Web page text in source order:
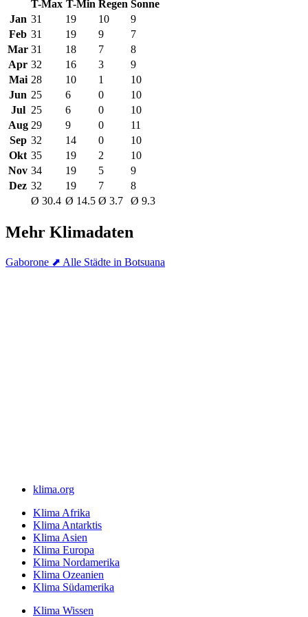
T-Max T-Min Regen Sonne
Jan 31 19 10
9
Feb 31 19 9
7
Mar 31 18 7
8
Apr 32 16 3
9
Mai 28 10 1
10
Jun 25 6 0
10
Jul 25 6 0
10
Aug 29 9 0
11
Sep 32 14 0
10
Okt 35 19 2
10
Nov 34 19 5
9
Dez 32 19 7
8
Ø 30.4 Ø 14.5 Ø 3.7 Ø 9.3
Mehr Klimadaten
Gaborone ⬈ Alle Städte in Botsuana
klima.org
Klima Afrika
Klima Antarktis
Klima Asien
Klima Europa
Klima Nordamerika
Klima Ozeanien
Klima Südamerika
Klima Wissen